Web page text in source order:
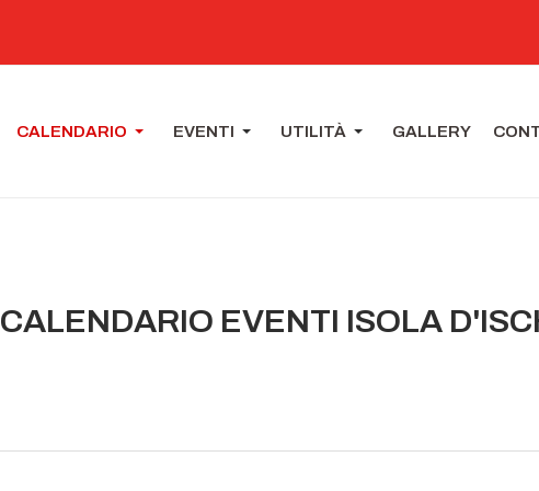
CALENDARIO EVENTI UTILITÀ GALLERY
CALENDARIO EVENTI ISOLA